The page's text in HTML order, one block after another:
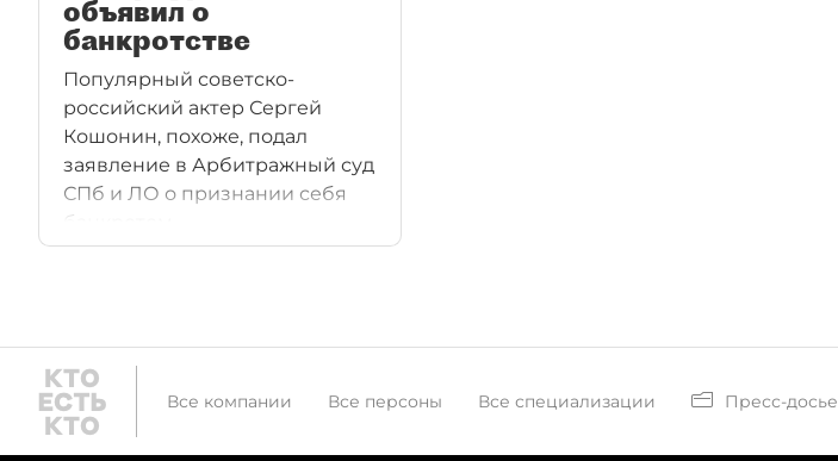
объявил о
банкротстве
Популярный советско-
российский актер Сергей
Кошонин, похоже, подал
заявление в Арбитражный суд
СПб и ЛО о признании себя
банкротом.
Все компании Все персоны Все специализации Пресс-досье